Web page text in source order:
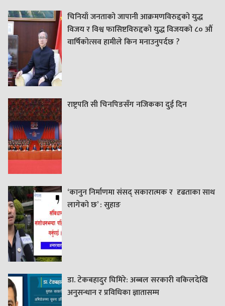
चिनियाँ जनताको जापानी आक्रमणविरुद्दको युद्ध
विजय र विश्व फासिष्टविरुद्दको युद्ध विजयको ८० औं
वार्षिकोत्सव हामीले किन मनाउनुपर्दछ ?
राष्ट्रपति सी चिनपिङसँग नजिकका दुई दिन
‘कानुन निर्माणमा संसद् सकारात्मक र दृढताका साथ
लागेको छ’ : सुहाङ
डा. टेकबहादुर घिमिरे: अब्बल सरकारी वकिलदेखि
अनुसन्धान र प्रविधिका ज्ञातासम्म